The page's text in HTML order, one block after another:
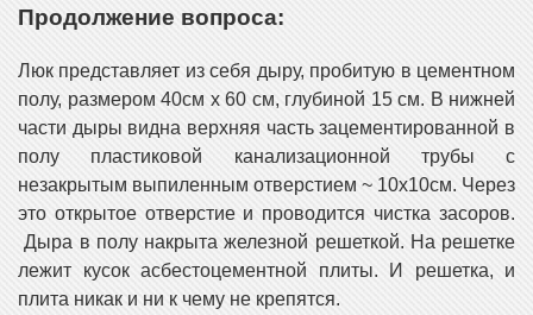
Продолжение вопроса:
Люк представляет из себя дыру, пробитую в цементном
полу, размером 40см х 60 см, глубиной 15 см. В нижней
части дыры видна верхняя часть зацементированной в
полу пластиковой канализационной трубы с
незакрытым выпиленным отверстием ~ 10х10см. Через
это открытое отверстие и проводится чистка засоров.
Дыра в полу накрыта железной решеткой. На решетке
лежит кусок асбестоцементной плиты. И решетка, и
плита никак и ни к чему не крепятся.